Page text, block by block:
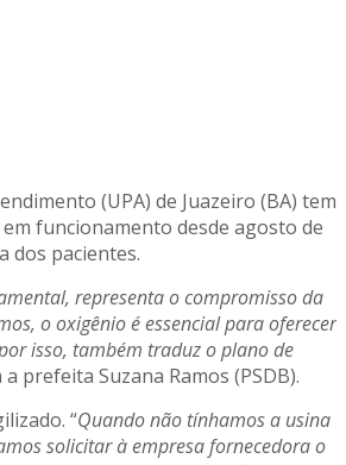
(UPA) de Juazeiro (BA) tem
funcionamento desde agosto de
dos pacientes.
representa o compromisso da
o oxigênio é essencial para oferecer
isso, também traduz o plano de
a prefeita Suzana Ramos (PSDB).
“Quando não tínhamos a usina
solicitar à empresa fornecedora o